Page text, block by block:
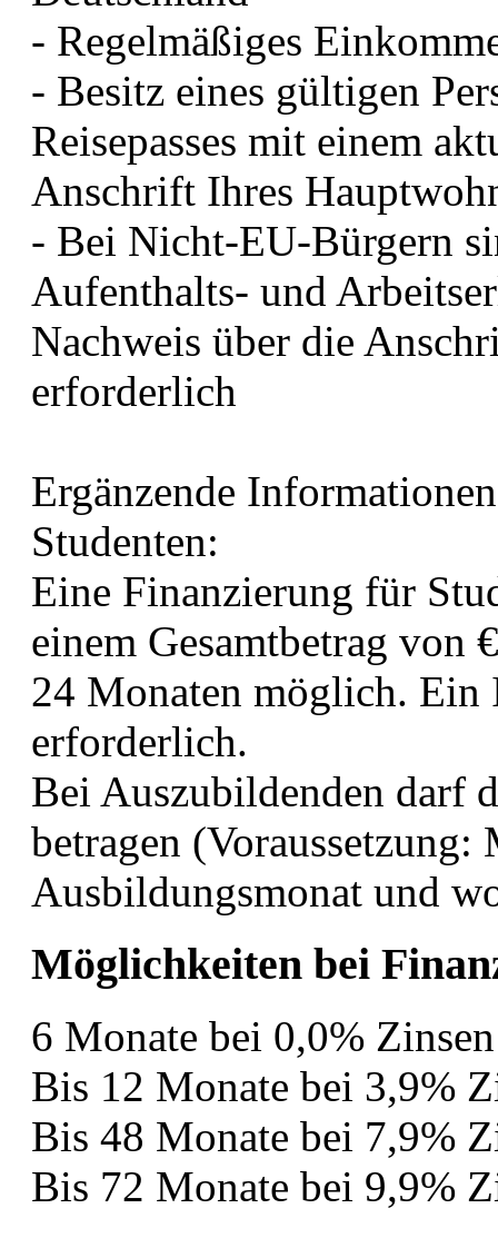
- Regelmäßiges
- Besitz eines gültigen
Reisepasses mit einem
Anschrift Ihres
- Bei Nicht-EU-Bürgern
Aufenthalts- und
Nachweis über die
erforderlich
Ergänzende
Studenten:
Eine Finanzierung für
einem Gesamtbetrag von
24 Monaten möglich. Ein
erforderlich.
Bei Auszubildenden darf
betragen (Voraussetzung:
Ausbildungsmonat und
Möglichkeiten bei
6 Monate bei 0,0% Zinsen
Bis 12 Monate bei 3,9%
Bis 48 Monate bei 7,9%
Bis 72 Monate bei 9,9%